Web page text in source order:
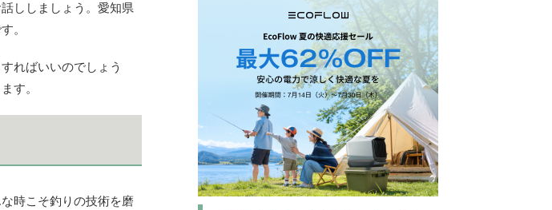
ししましょう。愛知県
。
ればいいのでしょう
す。
時こそ釣りの技術を磨